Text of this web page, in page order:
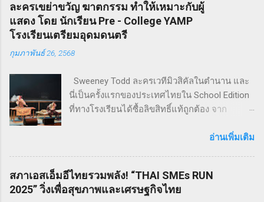
ละครเขย่าขวัญ ฆาตกรรม ทำให้เหมาะกับผู้
แสดง โดย นักเรียน Pre - College YAMP
โรงเรียนเตรียมอุดมดนตรี
กุมภาพันธ์ 26, 2568
Sweeney Todd ละครเวทีมิวสิคัลในตำนาน และ
นี่เป็นครั้งแรกของประเทศไทยใน School Edition
ที่ทางโรงเรียนได้ซื้อลิขสิทธิ์แท้ถูกต้อง จาก
ขวัญ ฆาตกรรม ทำให้เหมาะกับผู้แสดง โดย
!! โดยเลือกเป็น School Edition ที่ลดบทให้ดู
เหมาะสม แต่ยังคงไว้ซึ่งความเข้มข้น! กำกับการ
อ่านเพิ่มเติม
สภาเอสเอ็มอีไทยรวมพลัง! “THAI SMEs RUN
2025” วิ่งเพื่อสุขภาพและเศรษฐกิจไทย